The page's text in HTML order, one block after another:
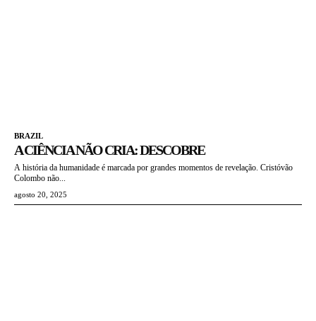
BRAZIL
A CIÊNCIA NÃO CRIA: DESCOBRE
A história da humanidade é marcada por grandes momentos de revelação. Cristóvão
Colombo não...
agosto 20, 2025